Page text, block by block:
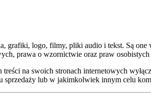
grafiki, logo, filmy, pliki audio i tekst. Są
prawa o wzornictwie oraz praw
na swoich stronach internetowych
sprzedaży lub w jakimkolwiek innym celu